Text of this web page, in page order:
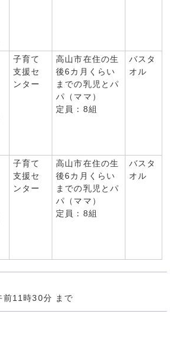
子育て
支援セ
ンター
高山市在住の生
後6カ月くらい
までの乳児とパ
パ（ママ）
定員：8組
バスタ
オル
子育て
支援セ
ンター
高山市在住の生
後6カ月くらい
までの乳児とパ
パ（ママ）
定員：8組
バスタ
オル
11時30分 まで